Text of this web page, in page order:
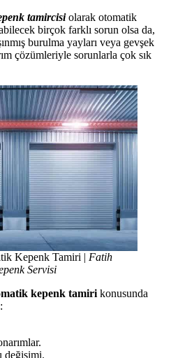
tamircisiolarak otomatik
birçok farklı sorun olsa da,
burulma yayları veya gevşek
çözümleriyle sorunlarla çok sık
Kepenk Tamiri | Fatih
Servisi
kepenk tamiri konusunda
değişimi.